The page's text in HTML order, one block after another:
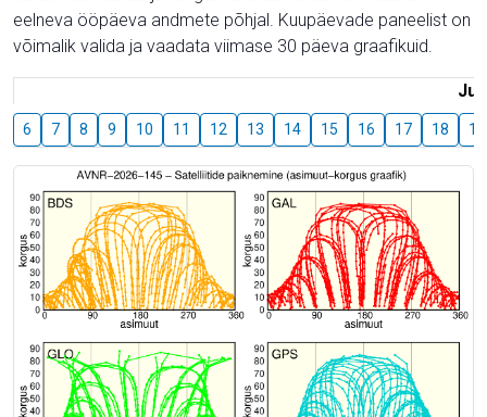
eelneva ööpäeva andmete põhjal. Kuupäevade paneelist on
võimalik valida ja vaadata viimase 30 päeva graafikuid.
6 7 8 9 10 11 12 13 14 15 16 17 18 19